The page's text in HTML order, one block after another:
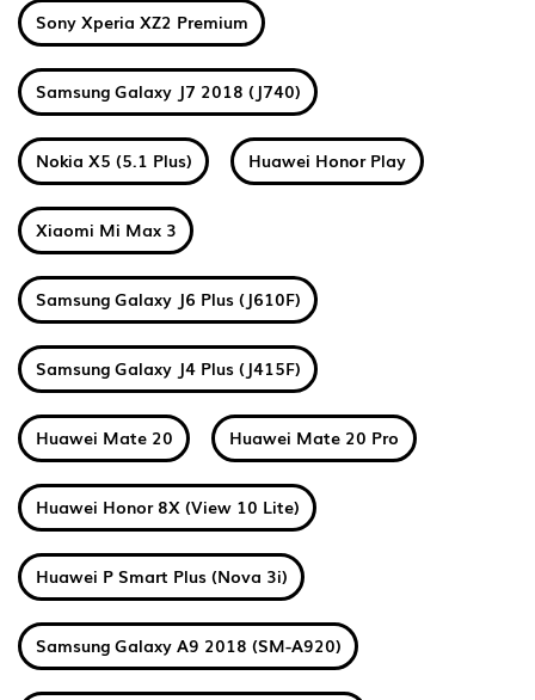
Sony Xperia XZ2 Premium
Samsung Galaxy J7 2018 (J740)
Nokia X5 (5.1 Plus) Huawei Honor Play
Xiaomi Mi Max 3
Samsung Galaxy J6 Plus (J610F)
Samsung Galaxy J4 Plus (J415F)
Huawei Mate 20 Huawei Mate 20 Pro
Huawei Honor 8X (View 10 Lite)
Huawei P Smart Plus (Nova 3i)
Samsung Galaxy A9 2018 (SM-A920)